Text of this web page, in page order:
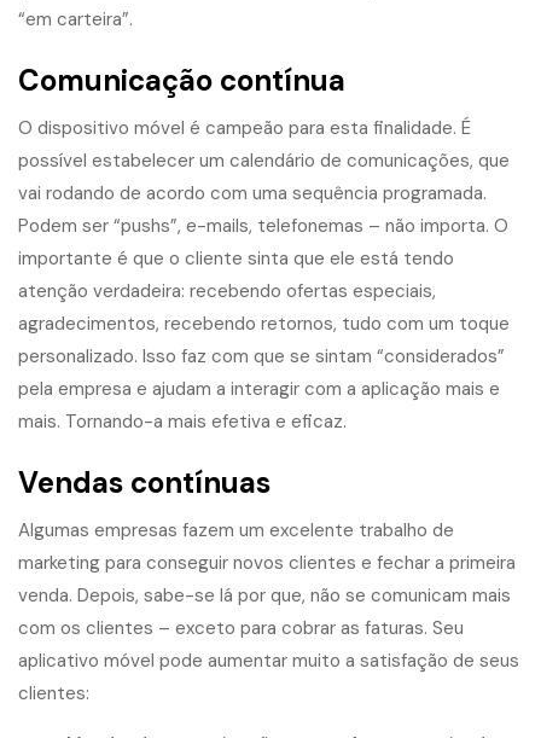
“em carteira”.
Comunicação contínua
O dispositivo móvel é campeão para esta finalidade. É
possível estabelecer um calendário de comunicações, que
vai rodando de acordo com uma sequência programada.
Podem ser “pushs”, e-mails, telefonemas – não importa. O
importante é que o cliente sinta que ele está tendo
atenção verdadeira: recebendo ofertas especiais,
agradecimentos, recebendo retornos, tudo com um toque
personalizado. Isso faz com que se sintam “considerados”
pela empresa e ajudam a interagir com a aplicação mais e
mais. Tornando-a mais efetiva e eficaz.
Vendas contínuas
Algumas empresas fazem um excelente trabalho de
marketing para conseguir novos clientes e fechar a primeira
venda. Depois, sabe-se lá por que, não se comunicam mais
com os clientes – exceto para cobrar as faturas. Seu
aplicativo móvel pode aumentar muito a satisfação de seus
clientes: